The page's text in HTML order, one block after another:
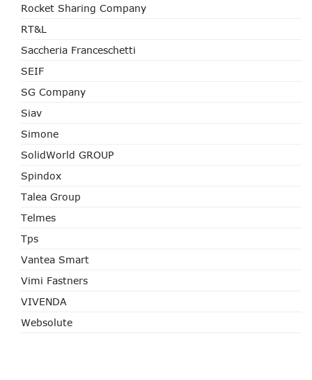
Rocket Sharing Company
RT&L
Saccheria Franceschetti
SEIF
SG Company
Siav
Simone
SolidWorld GROUP
Spindox
Talea Group
Telmes
Tps
Vantea Smart
Vimi Fastners
VIVENDA
Websolute